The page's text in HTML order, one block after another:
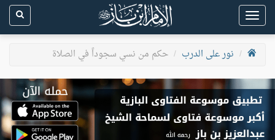
Toggle
navigation
نور على الدرب
حكم من نسي سجوداً في الصلاة